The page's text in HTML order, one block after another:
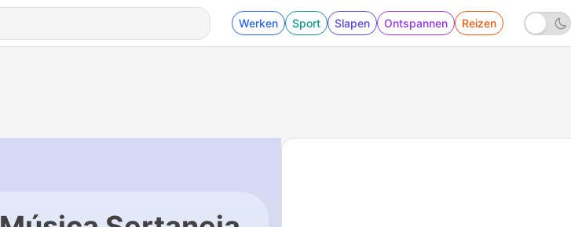
Werken Sport Slapen Ontspannen Reizen